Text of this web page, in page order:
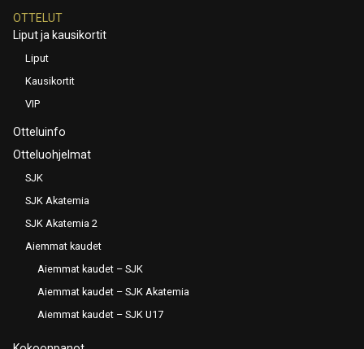
OTTELUT
Liput ja kausikortit
Liput
Kausikortit
VIP
Otteluinfo
Otteluohjelmat
SJK
SJK Akatemia
SJK Akatemia 2
Aiemmat kaudet
Aiemmat kaudet – SJK
Aiemmat kaudet – SJK Akatemia
Aiemmat kaudet – SJK U17